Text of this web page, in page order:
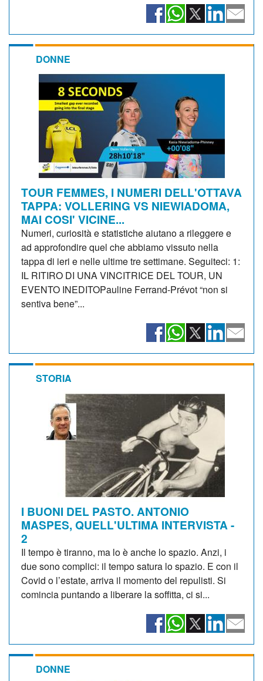
DONNE
TOUR FEMMES, I NUMERI DELL'OTTAVA
TAPPA: VOLLERING VS NIEWIADOMA,
MAI COSI' VICINE...
Numeri, curiosità e statistiche aiutano a rileggere e
ad approfondire quel che abbiamo vissuto nella
tappa di ieri e nelle ultime tre settimane. Seguiteci: 1:
IL RITIRO DI UNA VINCITRICE DEL TOUR, UN
EVENTO INEDITOPauline Ferrand-Prévot “non si
sentiva bene”...
STORIA
I BUONI DEL PASTO. ANTONIO
MASPES, QUELL'ULTIMA INTERVISTA -
2
Il tempo è tiranno, ma lo è anche lo spazio. Anzi, i
due sono complici: il tempo satura lo spazio. E con il
Covid o l’estate, arriva il momento del repulisti. Si
comincia puntando a liberare la soffitta, ci si...
DONNE